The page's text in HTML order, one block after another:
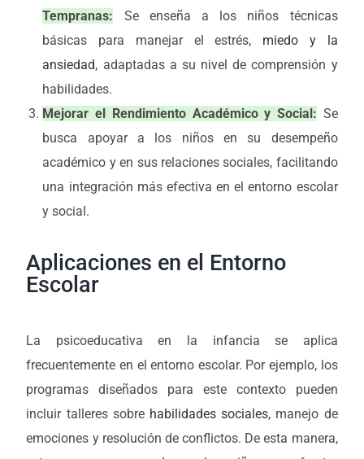
Tempranas: Se enseña a los niños técnicas
básicas para manejar el estrés, miedo y la
ansiedad, adaptadas a su nivel de comprensión y
habilidades.
Mejorar el Rendimiento Académico y Social: Se
busca apoyar a los niños en su desempeño
académico y en sus relaciones sociales, facilitando
una integración más efectiva en el entorno escolar
y social.
Aplicaciones en el Entorno
Escolar
La psicoeducativa en la infancia se aplica
frecuentemente en el entorno escolar. Por ejemplo, los
programas diseñados para este contexto pueden
incluir talleres sobre habilidades sociales, manejo de
emociones y resolución de conflictos. De esta manera,